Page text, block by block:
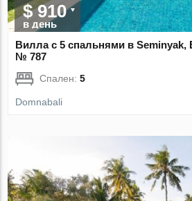
$ 910
в день
Вилла с 5 спальнями в Seminyak,
№ 787
Спален:5
Domnabali